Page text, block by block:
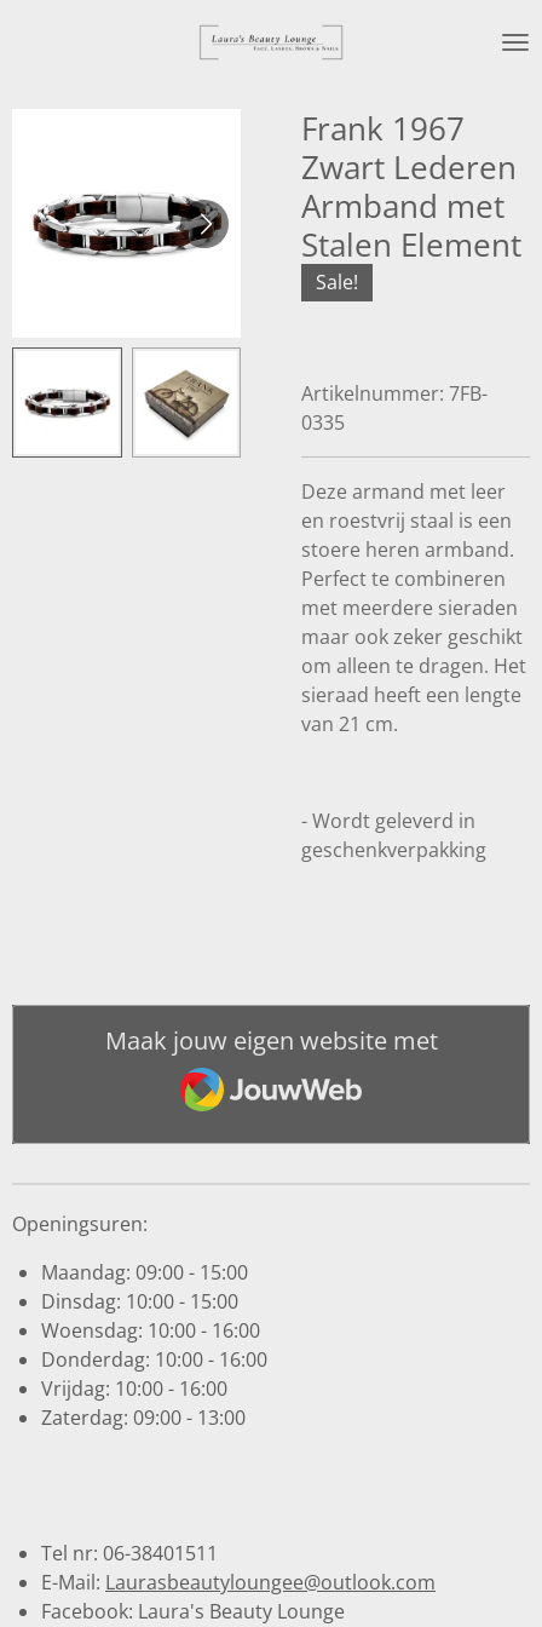
Frank 1967
Zwart Lederen
Armband met
Stalen Element
Sale!
Artikelnummer: 7FB-
0335
Deze armand met leer
en roestvrij staal is een
stoere heren armband.
Perfect te combineren
met meerdere sieraden
maar ook zeker geschikt
om alleen te dragen. Het
sieraad heeft een lengte
van 21 cm.
- Wordt geleverd in
geschenkverpakking
Maak jouw eigen website met
JouwWeb
Openingsuren:
Maandag: 09:00 - 15:00
Dinsdag: 10:00 - 15:00
Woensdag: 10:00 - 16:00
Donderdag: 10:00 - 16:00
Vrijdag: 10:00 - 16:00
Zaterdag: 09:00 - 13:00
Tel nr: 06-38401511
E-Mail: Laurasbeautyloungee@outlook.com
Facebook: Laura's Beauty Lounge